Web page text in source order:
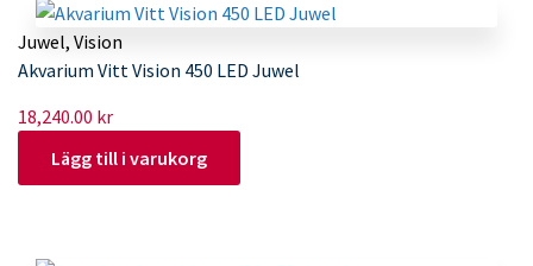
Juwel, Vision
Akvarium Vitt Vision 450 LED Juwel
18,240.00 kr
Lägg till i varukorg